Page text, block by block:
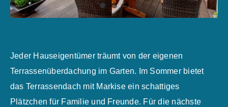
Jeder Hauseigentümer träumt von der eigenen
Terrassenüberdachung im Garten. Im Sommer bietet
das Terrassendach mit Markise ein schattiges
Plätzchen für Familie und Freunde. Für die nächste